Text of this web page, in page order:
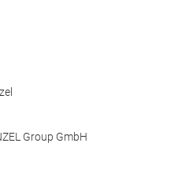
Group GmbH